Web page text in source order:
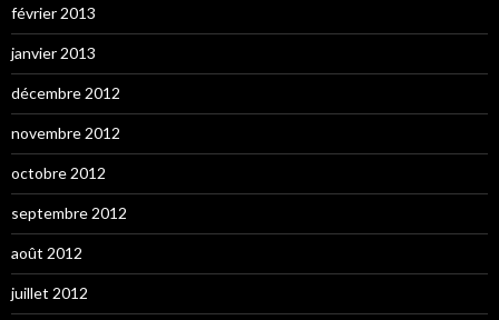
février 2013
janvier 2013
décembre 2012
novembre 2012
octobre 2012
septembre 2012
août 2012
juillet 2012